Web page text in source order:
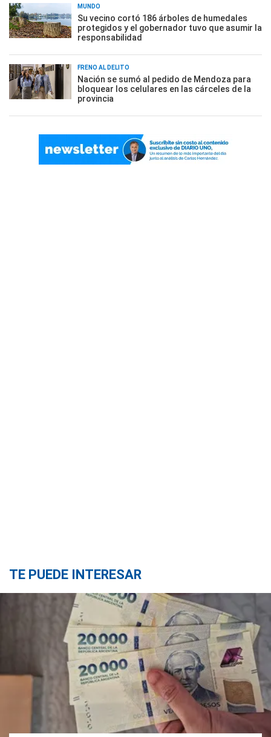
MUNDO
Su vecino cortó 186 árboles de humedales
protegidos y el gobernador tuvo que asumir la
responsabilidad
FRENO AL DELITO
Nación se sumó al pedido de Mendoza para
bloquear los celulares en las cárceles de la
provincia
TE PUEDE INTERESAR